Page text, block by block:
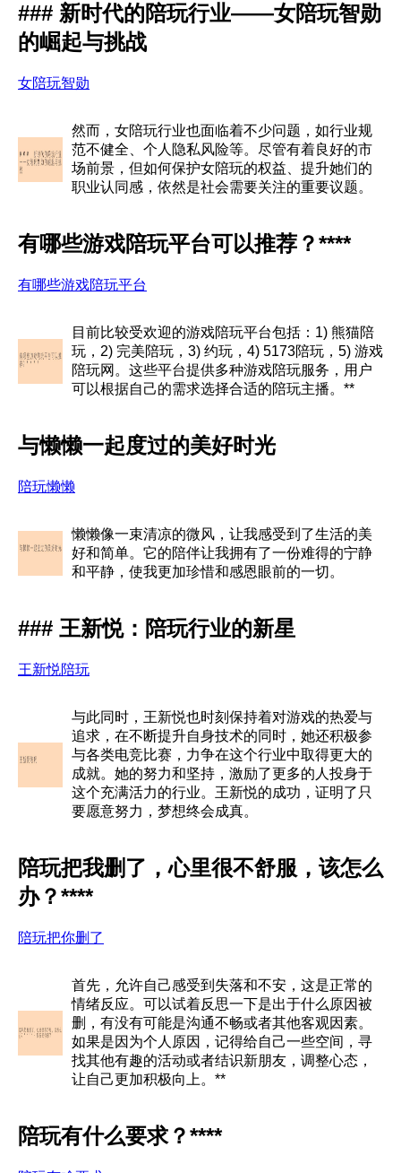
### 新时代的陪玩行业——女陪玩智勋
的崛起与挑战
女陪玩智勋
然而，女陪玩行业也面临着不少问题，如行业规
范不健全、个人隐私风险等。尽管有着良好的市
场前景，但如何保护女陪玩的权益、提升她们的
职业认同感，依然是社会需要关注的重要议题。
有哪些游戏陪玩平台可以推荐？****
有哪些游戏陪玩平台
目前比较受欢迎的游戏陪玩平台包括：1) 熊猫陪
玩，2) 完美陪玩，3) 约玩，4) 5173陪玩，5) 游戏
陪玩网。这些平台提供多种游戏陪玩服务，用户
可以根据自己的需求选择合适的陪玩主播。**
与懒懒一起度过的美好时光
陪玩懒懒
懒懒像一束清凉的微风，让我感受到了生活的美
好和简单。它的陪伴让我拥有了一份难得的宁静
和平静，使我更加珍惜和感恩眼前的一切。
### 王新悦：陪玩行业的新星
王新悦陪玩
与此同时，王新悦也时刻保持着对游戏的热爱与
追求，在不断提升自身技术的同时，她还积极参
与各类电竞比赛，力争在这个行业中取得更大的
成就。她的努力和坚持，激励了更多的人投身于
这个充满活力的行业。王新悦的成功，证明了只
要愿意努力，梦想终会成真。
陪玩把我删了，心里很不舒服，该怎么
办？****
陪玩把你删了
首先，允许自己感受到失落和不安，这是正常的
情绪反应。可以试着反思一下是出于什么原因被
删，有没有可能是沟通不畅或者其他客观因素。
如果是因为个人原因，记得给自己一些空间，寻
找其他有趣的活动或者结识新朋友，调整心态，
让自己更加积极向上。**
陪玩有什么要求？****